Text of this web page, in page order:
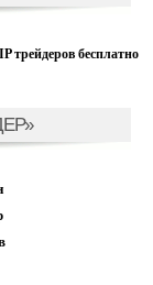
трейдеров бесплатно